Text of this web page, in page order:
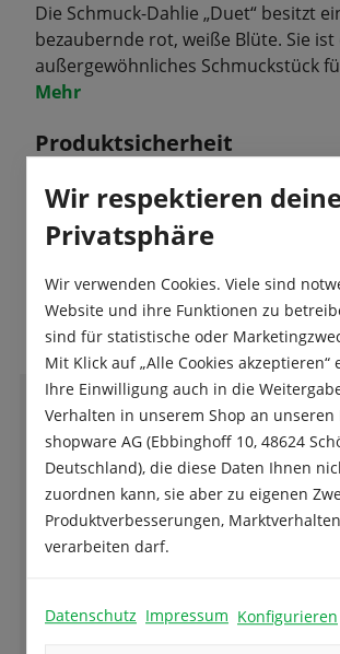
Die Schmuck-Dahlie „Duet“ besitzt
bezaubernde rot, weiße Blüte. Sie ist
außergewöhnliches Schmuckstück
Mehr
Produktsicherheit
Das sagen unsere
M M.K.
Die Besitzer sind sehr nette Leute,
bemüht sind einem weiter zu helfen.
Wir respektieren
Privatsphäre
Wir verwenden Cookies. Viele sind
Website und ihre Funktionen zu
sind für statistische oder
Mit Klick auf „Alle Cookies akzeptieren“
Ihre Einwilligung auch in die
Verhalten in unserem Shop an unseren
shopware AG (Ebbinghoff 10, 48624
Deutschland), die diese Daten Ihnen
zuordnen kann, sie aber zu eigenen
Produktverbesserungen,
verarbeiten darf.
Datenschutz Impressum Konfigurieren